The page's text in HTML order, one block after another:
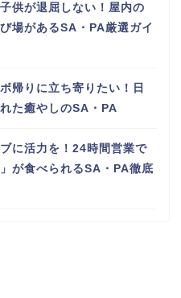
供が退屈しない！屋内の
場があるSA・PA厳選ガイ
帰りに立ち寄りたい！日
た癒やしのSA・PA
に活力を！24時間営業で
が食べられるSA・PA徹底